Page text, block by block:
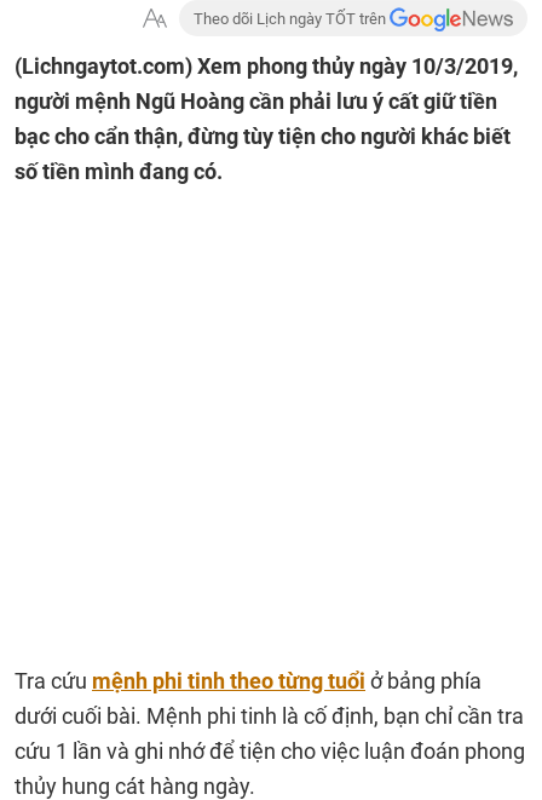
Theo dõi Lịch ngày TỐT trên
(Lichngaytot.com)Xem phong thủy ngày 10/3/2019,
người mệnh Ngũ Hoàng cần phải lưu ý cất giữ tiền
bạc cho cẩn thận, đừng tùy tiện cho người khác biết
số tiền mình đang có.
Tra cứu mệnh phi tinh theo từng tuổi ở bảng phía
dưới cuối bài. Mệnh phi tinh là cố định, bạn chỉ cần tra
cứu 1 lần và ghi nhớ để tiện cho việc luận đoán phong
thủy hung cát hàng ngày.